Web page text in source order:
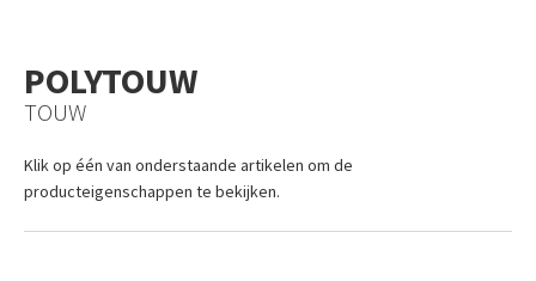
POLYTOUW
TOUW
Klik op één van onderstaande artikelen om de
producteigenschappen te bekijken.